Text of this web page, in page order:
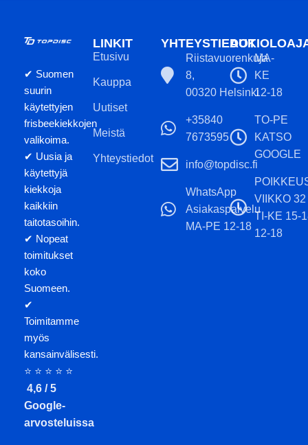
✔ Suomen
suurin
käytettyjen
frisbeekiekkojen
valikoima.
✔ Uusia ja
käytettyjä
kiekkoja
kaikkiin
taitotasoihin.
✔ Nopeat
toimitukset
koko
Suomeen.
✔
Toimitamme
myös
kansainvälisesti.
⭐ ⭐ ⭐ ⭐ ⭐
4,6 / 5
Google-
arvosteluissa
LINKIT
Etusivu
Kauppa
Uutiset
Meistä
Yhteystiedot
YHTEYSTIEDOT
Riistavuorenkuja
8,
00320 Helsinki
+35840
7673595
info@topdisc.fi
WhatsApp
Asiakaspalvelu
MA-PE 12-18
MA-
KE
12-18
TO-PE
KATSO
GOOGLE
VIIKKO 32
TI-KE 15-
12-18